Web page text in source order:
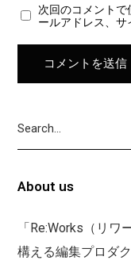
次回のコメント
ールアドレス、サ
About us
「Re:Works（リ
構える編集プロダ